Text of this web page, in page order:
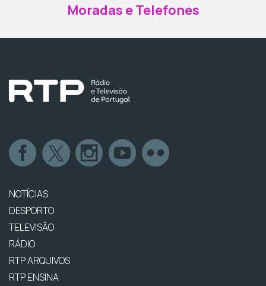
Moradas e Telefones
NOTÍCIAS
DESPORTO
TELEVISÃO
RÁDIO
RTP ARQUIVOS
RTP ENSINA